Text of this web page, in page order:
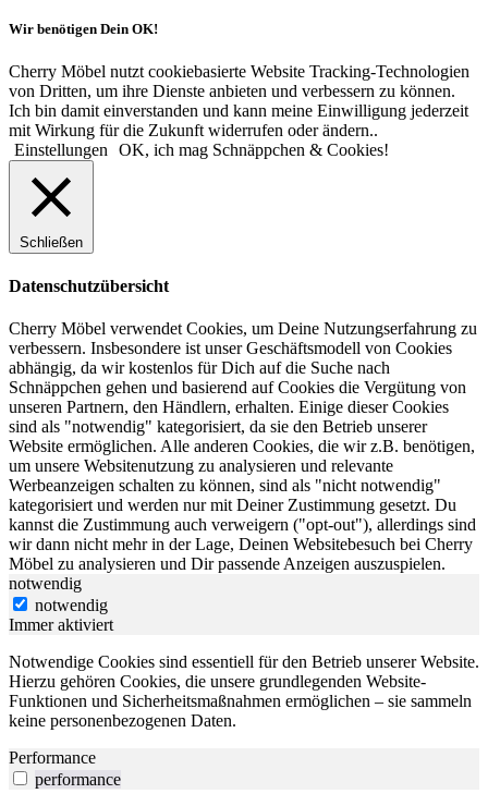
Wir benötigen Dein OK!
Cherry Möbel nutzt cookiebasierte Website Tracking-Technologien
von Dritten, um ihre Dienste anbieten und verbessern zu können.
Ich bin damit einverstanden und kann meine Einwilligung jederzeit
mit Wirkung für die Zukunft widerrufen oder ändern..
Einstellungen
OK, ich mag Schnäppchen & Cookies!
Schließen
Datenschutzübersicht
Cherry Möbel verwendet Cookies, um Deine Nutzungserfahrung zu
verbessern. Insbesondere ist unser Geschäftsmodell von Cookies
abhängig, da wir kostenlos für Dich auf die Suche nach
Schnäppchen gehen und basierend auf Cookies die Vergütung von
unseren Partnern, den Händlern, erhalten. Einige dieser Cookies
sind als "notwendig" kategorisiert, da sie den Betrieb unserer
Website ermöglichen. Alle anderen Cookies, die wir z.B. benötigen,
um unsere Websitenutzung zu analysieren und relevante
Werbeanzeigen schalten zu können, sind als "nicht notwendig"
kategorisiert und werden nur mit Deiner Zustimmung gesetzt. Du
kannst die Zustimmung auch verweigern ("opt-out"), allerdings sind
wir dann nicht mehr in der Lage, Deinen Websitebesuch bei Cherry
Möbel zu analysieren und Dir passende Anzeigen auszuspielen.
notwendig
notwendig
Immer aktiviert
Notwendige Cookies sind essentiell für den Betrieb unserer Website.
Hierzu gehören Cookies, die unsere grundlegenden Website-
Funktionen und Sicherheitsmaßnahmen ermöglichen – sie sammeln
keine personenbezogenen Daten.
Performance
performance